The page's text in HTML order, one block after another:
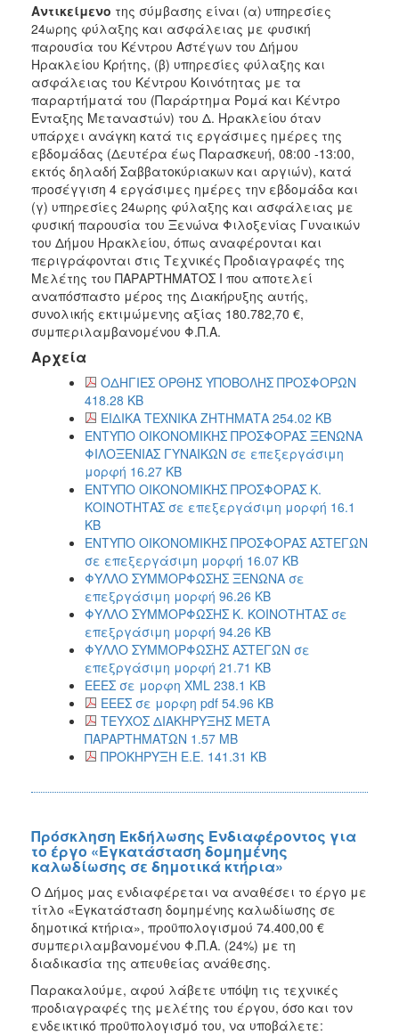
Αντικείμενο της σύμβασης είναι (α) υπηρεσίες
24ωρης φύλαξης και ασφάλειας με φυσική
παρουσία του Κέντρου Αστέγων του Δήμου
Ηρακλείου Κρήτης, (β) υπηρεσίες φύλαξης και
ασφάλειας του Κέντρου Κοινότητας με τα
παραρτήματά του (Παράρτημα Ρομά και Κέντρο
Ένταξης Μεταναστών) του Δ. Ηρακλείου όταν
υπάρχει ανάγκη κατά τις εργάσιμες ημέρες της
εβδομάδας (Δευτέρα έως Παρασκευή, 08:00 -13:00,
εκτός δηλαδή Σαββατοκύριακων και αργιών), κατά
προσέγγιση 4 εργάσιμες ημέρες την εβδομάδα και
(γ) υπηρεσίες 24ωρης φύλαξης και ασφάλειας με
φυσική παρουσία του Ξενώνα Φιλοξενίας Γυναικών
του Δήμου Ηρακλείου, όπως αναφέρονται και
περιγράφονται στις Τεχνικές Προδιαγραφές της
Μελέτης του ΠΑΡΑΡΤΗΜΑΤΟΣ Ι που αποτελεί
αναπόσπαστο μέρος της Διακήρυξης αυτής,
συνολικής εκτιμώμενης αξίας 180.782,70 €,
συμπεριλαμβανομένου Φ.Π.Α.
Αρχεία
ΟΔΗΓΙΕΣ ΟΡΘΗΣ ΥΠΟΒΟΛΗΣ ΠΡΟΣΦΟΡΩΝ
418.28 KB
ΕΙΔΙΚΑ ΤΕΧΝΙΚΑ ΖΗΤΗΜΑΤΑ 254.02 KB
ΕΝΤΥΠΟ ΟΙΚΟΝΟΜΙΚΗΣ ΠΡΟΣΦΟΡΑΣ ΞΕΝΩΝΑ
ΦΙΛΟΞΕΝΙΑΣ ΓΥΝΑΙΚΩΝ σε επεξεργάσιμη
μορφή 16.27 KB
ΕΝΤΥΠΟ ΟΙΚΟΝΟΜΙΚΗΣ ΠΡΟΣΦΟΡΑΣ Κ.
ΚΟΙΝΟΤΗΤΑΣ σε επεξεργάσιμη μορφή 16.1
KB
ΕΝΤΥΠΟ ΟΙΚΟΝΟΜΙΚΗΣ ΠΡΟΣΦΟΡΑΣ ΑΣΤΕΓΩΝ
σε επεξεργάσιμη μορφή 16.07 KB
ΦΥΛΛΟ ΣΥΜΜΟΡΦΩΣΗΣ ΞΕΝΩΝΑ σε
επεξργάσιμη μορφή 96.26 KB
ΦΥΛΛΟ ΣΥΜΜΟΡΦΩΣΗΣ Κ. ΚΟΙΝΟΤΗΤΑΣ σε
επεξργάσιμη μορφή 94.26 KB
ΦΥΛΛΟ ΣΥΜΜΟΡΦΩΣΗΣ ΑΣΤΕΓΩΝ σε
επεξργάσιμη μορφή 21.71 KB
ΕΕΕΣ σε μορφη XML 238.1 KB
ΕΕΕΣ σε μορφη pdf 54.96 KB
ΤΕΥΧΟΣ ΔΙΑΚΗΡΥΞΗΣ ΜΕΤΑ
ΠΑΡΑΡΤΗΜΑΤΩΝ 1.57 MB
ΠΡΟΚΗΡΥΞΗ Ε.Ε. 141.31 KB
Πρόσκληση Εκδήλωσης Ενδιαφέροντος για
το έργο «Εγκατάσταση δομημένης
καλωδίωσης σε δημοτικά κτήρια»
Ο Δήμος μας ενδιαφέρεται να αναθέσει το έργο με
τίτλο «Εγκατάσταση δομημένης καλωδίωσης σε
δημοτικά κτήρια», προϋπολογισμού 74.400,00 €
συμπεριλαμβανομένου Φ.Π.Α. (24%) με τη
διαδικασία της απευθείας ανάθεσης.
Παρακαλούμε, αφού λάβετε υπόψη τις τεχνικές
προδιαγραφές της μελέτης του έργου, όσο και τον
ενδεικτικό προϋπολογισμό του, να υποβάλετε: